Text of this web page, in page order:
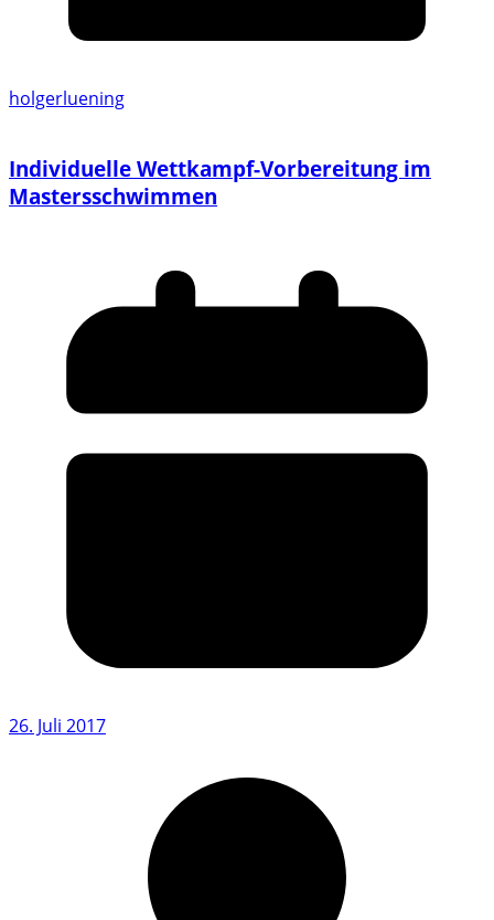
holgerluening
Individuelle Wettkampf-Vorbereitung im
Mastersschwimmen
26. Juli 2017